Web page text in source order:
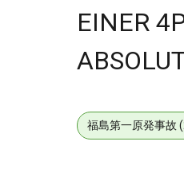
EINER
福島第一原発事故